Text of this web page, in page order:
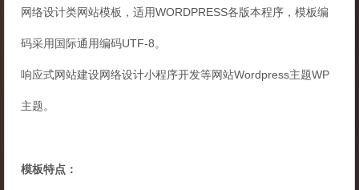
网络设计类网站模板，适用WORDPRESS各版本程序，模板编
码采用国际通用编码UTF-8。
响应式网站建设网络设计小程序开发等网站Wordpress主题WP
主题。
模板特点：